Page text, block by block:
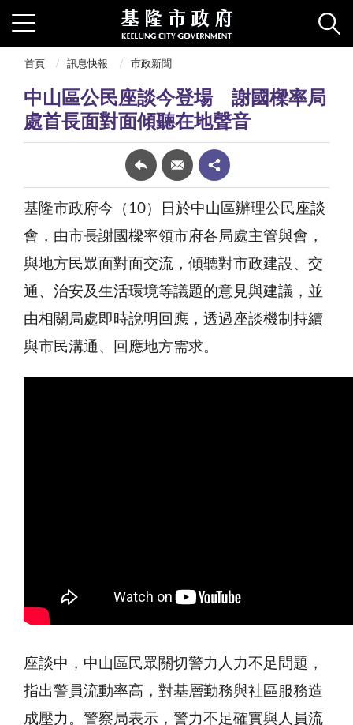
首頁 訊息快報 市政新聞
中山區公民座談今登場 謝國樑率局
處首長面對面傾聽在地聲音
基隆市政府今（10）日於中山區辦理公民座談
會，由市長謝國樑率領市府各局處主管與會，
與地方民眾面對面交流，傾聽對市政建設、交
通、治安及生活環境等議題的意見與建議，並
由相關局處即時說明回應，透過座談機制持續
與市民溝通、回應地方需求。
座談中，中山區民眾關切警力人力不足問題，
指出警員流動率高，對基層勤務與社區服務造
成壓力。警察局表示，警力不足確實與人員流